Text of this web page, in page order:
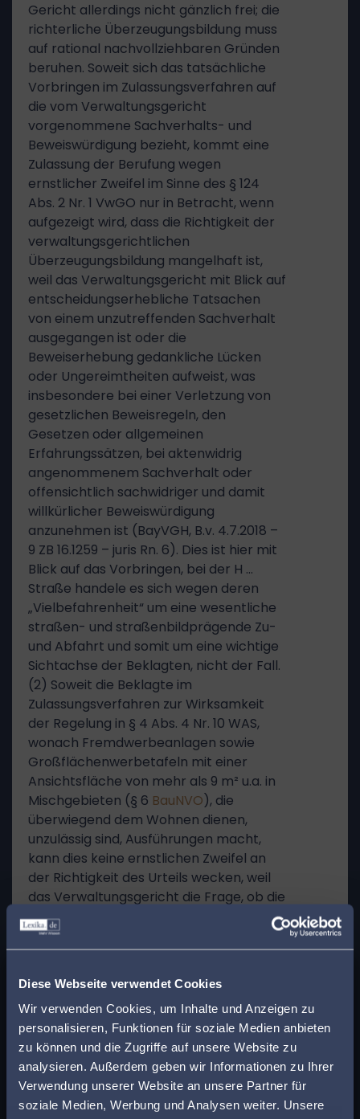
Diese Webseite verwendet Cookies
Wir verwenden Cookies, um Inhalte und Anzeigen zu
personalisieren, Funktionen für soziale Medien anbieten
zu können und die Zugriffe auf unsere Website zu
analysieren. Außerdem geben wir Informationen zu Ihrer
Verwendung unserer Website an unsere Partner für
soziale Medien, Werbung und Analysen weiter. Unsere
Gericht allerdings nicht gänzlich frei; die
richterliche Überzeugungsbildung muss
auf rational nachvollziehbaren Gründen
beruhen. Soweit sich das tatsächliche
Vorbringen im Zulassungsverfahren auf
die vom Verwaltungsgericht
vorgenommene Sachverhalts- und
Beweiswürdigung bezieht, kommt eine
Zulassung der Berufung wegen
ernstlicher Zweifel im Sinne des § 124
Abs. 2 Nr. 1 VwGO nur in Betracht, wenn
aufgezeigt wird, dass die Richtigkeit der
verwaltungsgerichtlichen
Überzeugungsbildung mangelhaft ist,
weil das Verwaltungsgericht mit Blick auf
entscheidungserhebliche Tatsachen
von einem unzutreffenden Sachverhalt
ausgegangen ist oder die
Beweiserhebung gedankliche Lücken
oder Ungereimtheiten aufweist, was
insbesondere bei einer Verletzung von
gesetzlichen Beweisregeln, den
Gesetzen oder allgemeinen
Erfahrungssätzen, bei aktenwidrig
angenommenem Sachverhalt oder
offensichtlich sachwidriger und damit
willkürlicher Beweiswürdigung
anzunehmen ist (BayVGH, B.v. 4.7.2018 –
9 ZB 16.1259 – juris Rn. 6). Dies ist hier mit
Blick auf das Vorbringen, bei der H …
Straße handele es sich wegen deren
„Vielbefahrenheit“ um eine wesentliche
straßen- und straßenbildprägende Zu-
und Abfahrt und somit um eine wichtige
Sichtachse der Beklagten, nicht der Fall.
(2) Soweit die Beklagte im
Zulassungsverfahren zur Wirksamkeit
der Regelung in § 4 Abs. 4 Nr. 10 WAS,
wonach Fremdwerbeanlagen sowie
Großflächenwerbetafeln mit einer
Ansichtsfläche von mehr als 9 m² u.a. in
Mischgebieten (§ 6 BauNVO), die
überwiegend dem Wohnen dienen,
unzulässig sind, Ausführungen macht,
kann dies keine ernstlichen Zweifel an
der Richtigkeit des Urteils wecken, weil
das Verwaltungsgericht die Frage, ob die
betreffende Regelung mit
höherrangigem Recht vereinbar ist,
offengelassen hat. Soweit sie sich
Verwaltungsgericht die
Tatbestandsvoraussetzung des
überwiegend dem Wohnen dienenden
Mischgebiets nicht als erfüllt angesehen
hat, und kritisiert, zu der Annahme des
Verwaltungsgerichts hinsichtlich eines
gleichgeordneten Nebeneinanders von
Finden Sie den
passenden Anwalt in
Ihrer Nähe!
Geben Sie Ihre Postleitzahl ein, um beim Lesen
eines Beitrags sofort einen kompetenten